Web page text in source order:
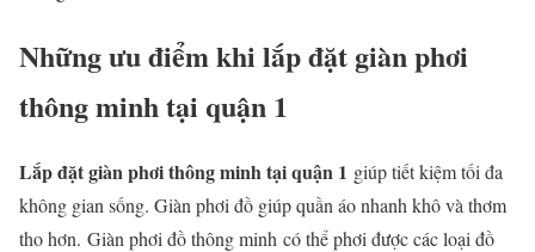
Những ưu điểm khi lắp đặt giàn phơi
thông minh tại quận 1
Lắp đặt giàn phơi thông minh tại quận 1 giúp tiết kiệm tối đa
không gian sống. Giàn phơi đồ giúp quần áo nhanh khô và thơm
tho hơn. Giàn phơi đồ thông minh có thể phơi được các loại đồ